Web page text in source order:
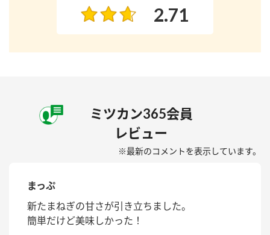
2.71
ミツカン365会員
レビュー
※最新のコメントを表示しています。
まっぷ
新たまねぎの甘さが引き立ちました。
簡単だけど美味しかった！